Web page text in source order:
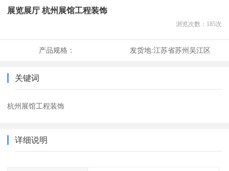
展览展厅 杭州展馆工程装饰
浏览次数： 185次
产品规格： 发货地:江苏省苏州吴江区
关键词
杭州展馆工程装饰
详细说明